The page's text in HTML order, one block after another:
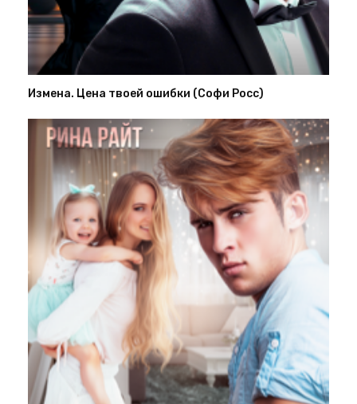
Измена. Цена твоей ошибки (Софи Росс)